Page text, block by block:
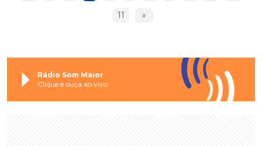
11 »
Rádio Som Maior
Clique e ouça ao vivo